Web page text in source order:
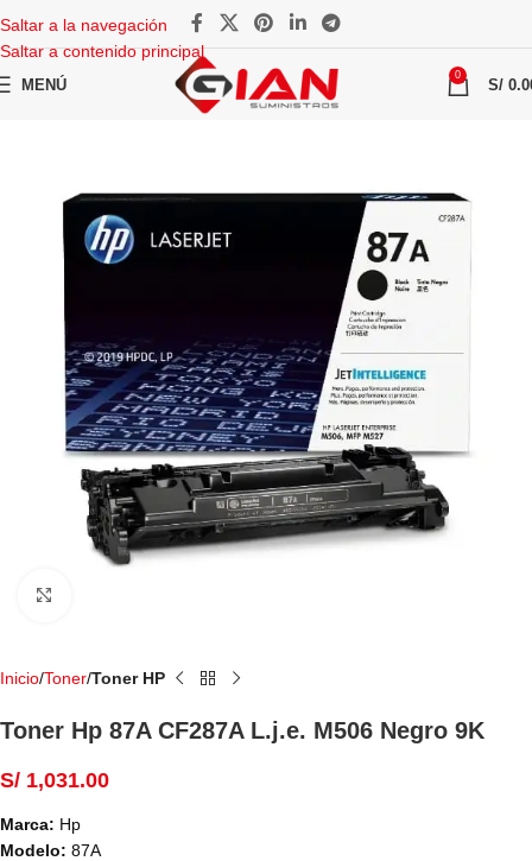
Saltar a la navegación
Saltar a contenido principal
MENÚ
0
S/
Inicio Toner Toner HP
Toner Hp 87A CF287A L.j.e. M506 Negro 9K
S/ 1,031.00
Marca: Hp
Modelo: 87A